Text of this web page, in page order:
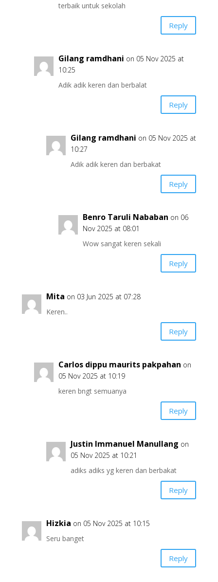
terbaik untuk sekolah
Reply
Gilang ramdhani on 05 Nov 2025 at
10:25
Adik adik keren dan berbalat
Reply
Gilang ramdhani on 05 Nov 2025 at
10:27
Adik adik keren dan berbakat
Reply
Benro Taruli Nababan on 06
Nov 2025 at 08:01
Wow sangat keren sekali
Reply
Mita on 03 Jun 2025 at 07:28
Keren..
Reply
Carlos dippu maurits pakpahan on
05 Nov 2025 at 10:19
keren bngt semuanya
Reply
Justin Immanuel Manullang on
05 Nov 2025 at 10:21
adiks adiks yg keren dan berbakat
Reply
Hizkia on 05 Nov 2025 at 10:15
Seru banget
Reply